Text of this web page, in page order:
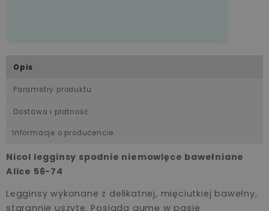
Opis
Parametry produktu
Dostawa i płatność
Informacje o producencie
Nicol legginsy spodnie niemowlęce bawełniane
Alice 56-74
Legginsy wykonane z delikatnej, mięciutkiej bawełny,
starannie uszyte. Posiada gumę w pasie